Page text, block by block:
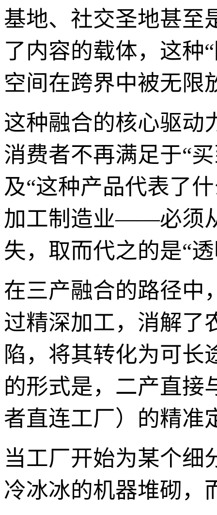
基地、社交圣地甚至
了内容的载体，这种
空间在跨界中被无限
这种融合的核心驱动
消费者不再满足于“
及“这种产品代表了
加工制造业——必须
失，取而代之的是“
在三产融合的路径中
过精深加工，消解了
陷，将其转化为可长
的形式是，二产直接
者直连工厂）的精准
当工厂开始为某个细
冷冰冰的机器堆砌，